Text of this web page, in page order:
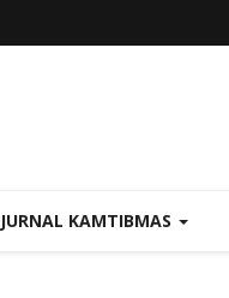
JURNAL KAMTIBMAS